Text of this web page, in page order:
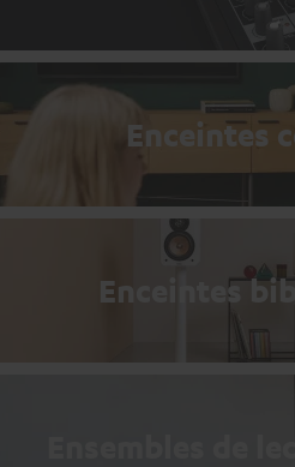
Enceintes
Enceintes
Ensembles de